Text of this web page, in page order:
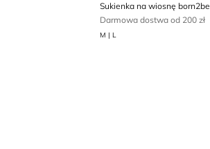
Sukienka na wiosnę born2be
Darmowa dostwa od 200 zł
M | L